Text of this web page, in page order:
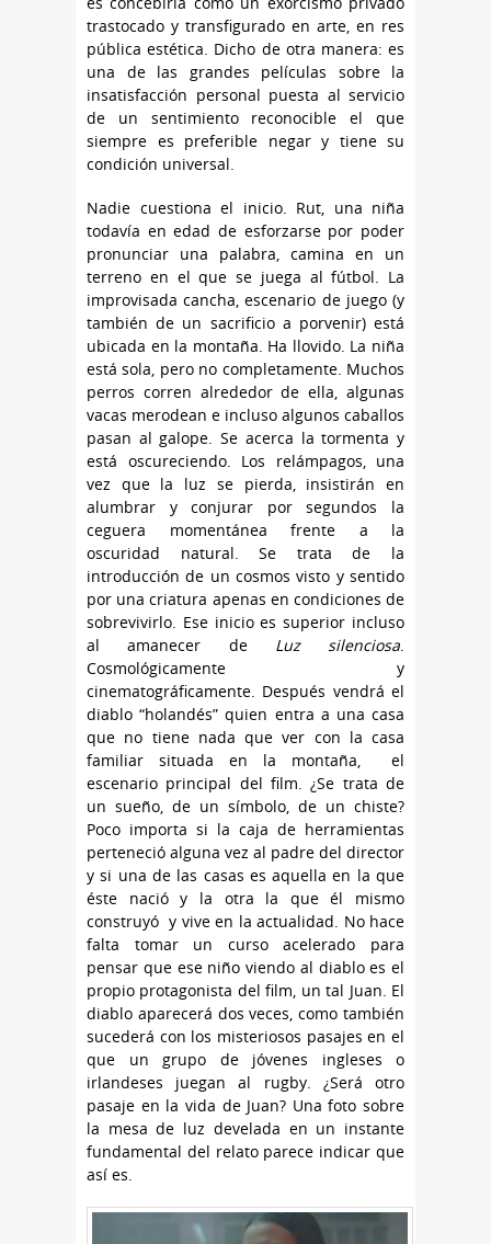
trastocado y transfigurado en arte, en res
pública estética. Dicho de otra manera: es
una de las grandes películas sobre la
insatisfacción personal puesta al servicio
de un sentimiento reconocible el que
siempre es preferible negar y tiene su
condición universal.
Nadie cuestiona el inicio. Rut, una niña
todavía en edad de esforzarse por poder
pronunciar una palabra, camina en un
terreno en el que se juega al fútbol. La
improvisada cancha, escenario de juego (y
también de un sacrificio a porvenir) está
ubicada en la montaña. Ha llovido. La niña
está sola, pero no completamente. Muchos
perros corren alrededor de ella, algunas
vacas merodean e incluso algunos caballos
pasan al galope. Se acerca la tormenta y
está oscureciendo. Los relámpagos, una
vez que la luz se pierda, insistirán en
alumbrar y conjurar por segundos la
ceguera momentánea frente a la
oscuridad natural. Se trata de la
introducción de un cosmos visto y sentido
por una criatura apenas en condiciones de
sobrevivirlo. Ese inicio es superior incluso
al amanecer de Luz silenciosa.
Cosmológicamente y
cinematográficamente. Después vendrá el
diablo “holandés” quien entra a una casa
que no tiene nada que ver con la casa
familiar situada en la montaña, el
escenario principal del film. ¿Se trata de
un sueño, de un símbolo, de un chiste?
Poco importa si la caja de herramientas
perteneció alguna vez al padre del director
y si una de las casas es aquella en la que
éste nació y la otra la que él mismo
construyó y vive en la actualidad. No hace
falta tomar un curso acelerado para
pensar que ese niño viendo al diablo es el
propio protagonista del film, un tal Juan. El
diablo aparecerá dos veces, como también
sucederá con los misteriosos pasajes en el
que un grupo de jóvenes ingleses o
irlandeses juegan al rugby. ¿Será otro
pasaje en la vida de Juan? Una foto sobre
la mesa de luz develada en un instante
fundamental del relato parece indicar que
así es.